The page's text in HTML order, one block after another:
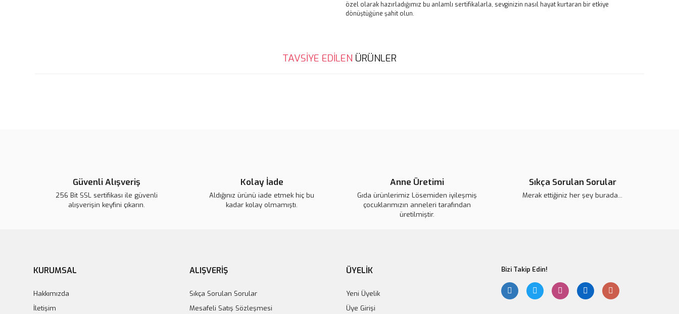
özel olarak hazırladığımız bu anlamlı sertifikalarla, sevginizin nasıl hayat kurtaran bir etkiye
dönüştüğüne şahit olun.
Bu ürünün fiyat bilgisi, resim, ürün açıklamalarında ve diğer konularda yetersiz gördüğünüz
noktaları öneri formunu kullanarak tarafımıza iletebilirsiniz.
TAVSİYE EDİLEN ÜRÜNLER
Güvenli Alışveriş
256 Bit SSL sertifikası ile güvenli
alışverişin keyfini çıkarın.
Kolay İade
Aldığınız ürünü iade etmek hiç bu
kadar kolay olmamıştı.
Anne Üretimi
Gıda ürünlerimiz Lösemiden iyileşmiş
çocuklarımızın anneleri tarafından
üretilmiştir.
Sıkça Sorulan Sorular
Merak ettiğiniz her şey burada...
KURUMSAL
Hakkımızda
İletişim
ALIŞVERİŞ
Sıkça Sorulan Sorular
Mesafeli Satış Sözleşmesi
ÜYELİK
Yeni Üyelik
Üye Girişi
Bizi Takip Edin!